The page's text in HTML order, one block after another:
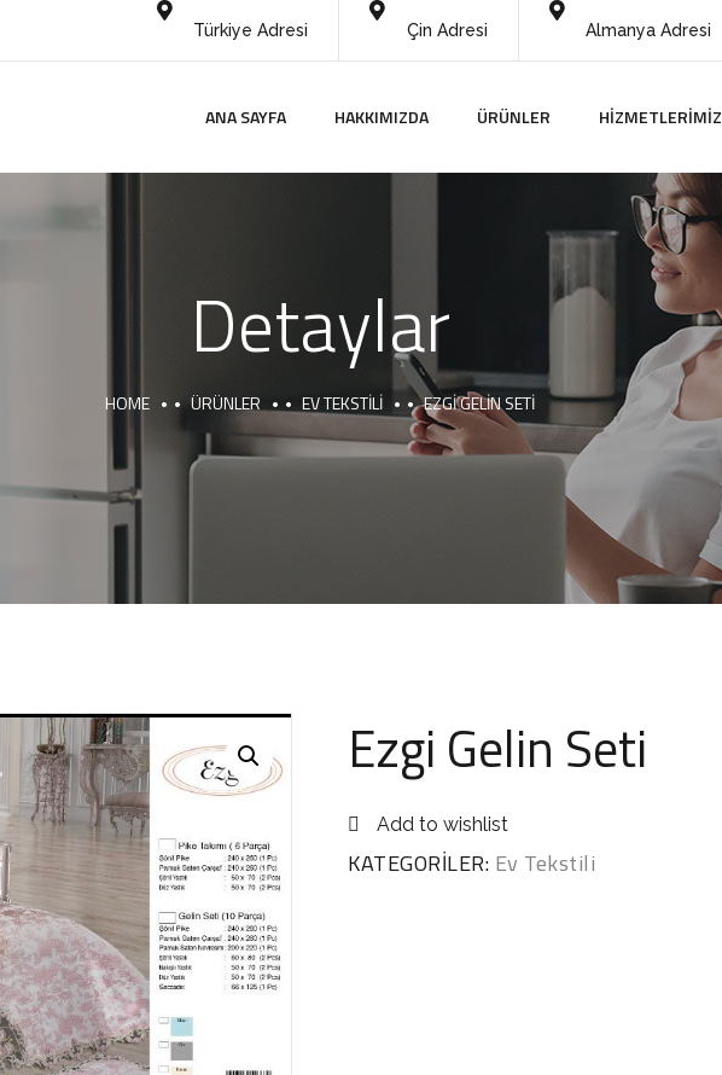
Türkiye Adresi Çin Adresi Almanya Adresi
ANA SAYFA HAKKIMIZDA ÜRÜNLER HIZMETLERIMIZ
Detaylar
HOME ÜRÜNLER EV TEKSTILI EZGI GELIN SETI
Ezgi Gelin Seti
Add to wishlist
KATEGORILER: Ev Tekstili